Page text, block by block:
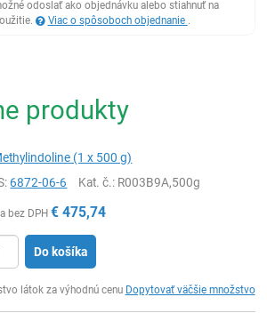
odoslať ako objednávku alebo stiahnuť na
Viac o spôsoboch objednanie .
produkty
(1 x 500 g)
6872-06-6 Kat. č.: R003B9A,500g
bez DPH € 475,74
Do košíka
látok za výhodnú cenu Dopytovať väčšie množstvo